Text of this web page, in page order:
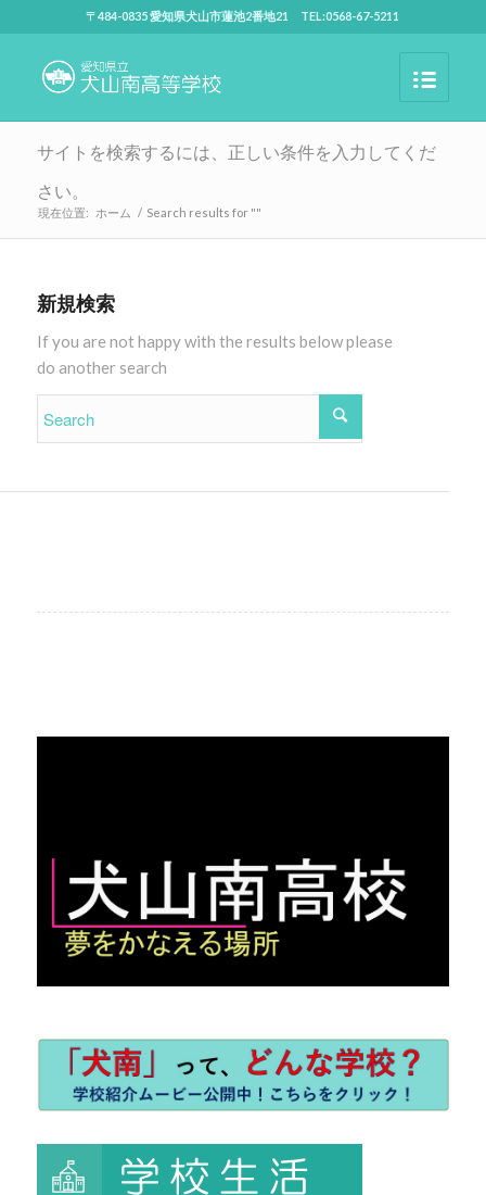
〒484-0835 愛知県犬山市蓮池2番地21 TEL:0568-67-5211
サイトを検索するには、正しい条件を入力してくだ
さい。
現在位置: ホーム / Search results for ""
新規検索
If you are not happy with the results below please
do another search